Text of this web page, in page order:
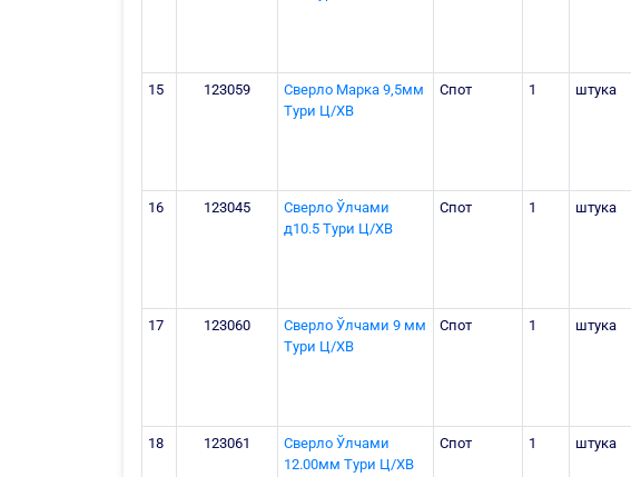
15 123059
Сверло Марка 9,5мм
Тури Ц/ХВ
Спот 1 штука
16 123045
Сверло Ўлчами
д10.5 Тури Ц/ХВ
Спот 1 штука
17 123060
Сверло Ўлчами 9 мм
Тури Ц/ХВ
Спот 1 штука
18 123061
Сверло Ўлчами
12.00мм Тури Ц/ХВ
Спот 1 штука